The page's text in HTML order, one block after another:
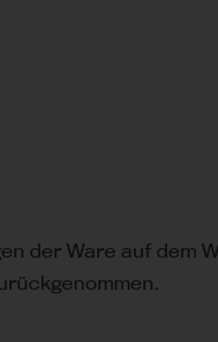
der Ware auf dem